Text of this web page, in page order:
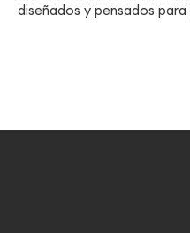
diseñados y pensados